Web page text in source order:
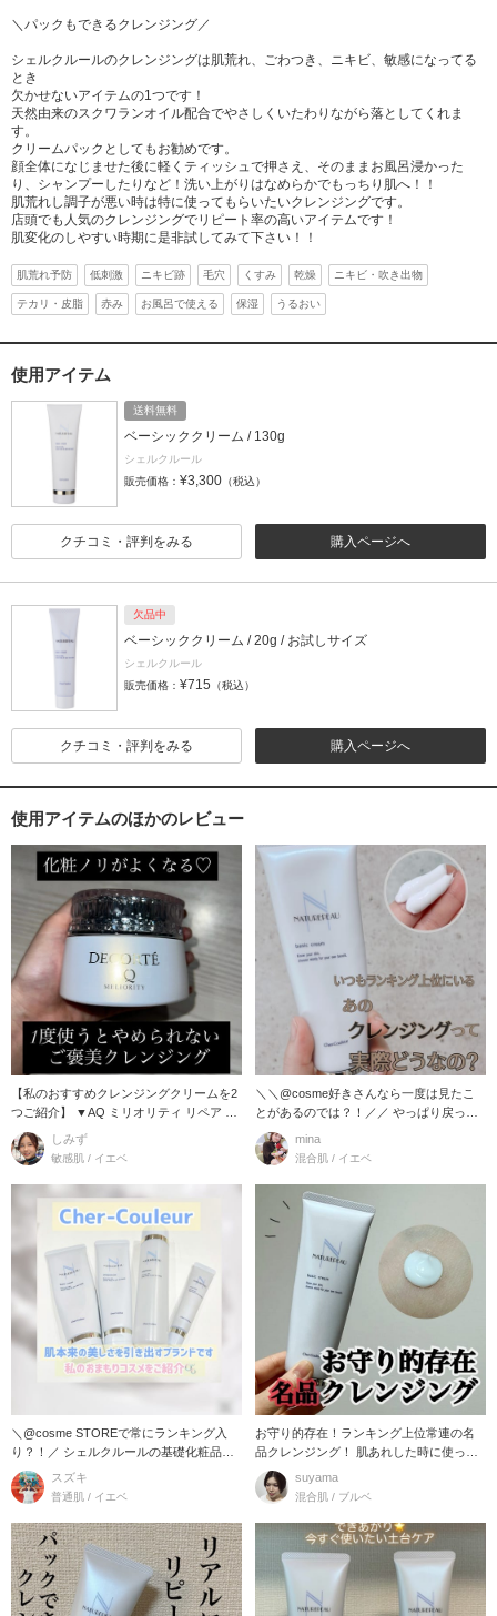
＼パックもできるクレンジング／
シェルクルールのクレンジングは肌荒れ、ごわつき、ニキビ、敏感になってる
とき
欠かせないアイテムの1つです！
天然由来のスクワランオイル配合でやさしくいたわりながら落としてくれま
す。
クリームパックとしてもお勧めです。
顔全体になじませた後に軽くティッシュで押さえ、そのままお風呂浸かった
り、シャンプーしたりなど！洗い上がりはなめらかでもっちり肌へ！！
肌荒れし調子が悪い時は特に使ってもらいたいクレンジングです。
店頭でも人気のクレンジングでリピート率の高いアイテムです！
肌変化のしやすい時期に是非試してみて下さい！！
肌荒れ予防 低刺激 ニキビ跡 毛穴 くすみ 乾燥 ニキビ・吹き出物
テカリ・皮脂 赤み お風呂で使える 保湿 うるおい
使用アイテム
送料無料
ベーシッククリーム / 130g
シェルクルール
販売価格： ¥3,300 （税込）
購入ページへ
クチコミ・評判をみる
欠品中
ベーシッククリーム / 20g / お試しサイズ
シェルクルール
販売価格： ¥715 （税込）
購入ページへ
クチコミ・評判をみる
使用アイテムのほかのレビュー
【私のおすすめクレンジングクリームを2
つご紹介】 ▼AQ ミリオリティ リペア ク
レンジ
しみず
敏感肌 / イエベ
＼＼@cosme好きさんなら一度は見たこ
とがあるのでは？！／／ やっぱり戻って
きてしまう
mina
混合肌 / イエベ
＼@cosme STOREで常にランキング入
り？！／ シェルクルールの基礎化粧品を
ご紹
スズキ
普通肌 / イエベ
お守り的存在！ランキング上位常連の名
品クレンジング！ 肌あれした時に使って
よかった！と
suyama
混合肌 / ブルベ